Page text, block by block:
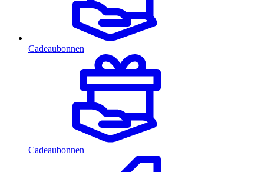
Cadeaubonnen
Cadeaubonnen